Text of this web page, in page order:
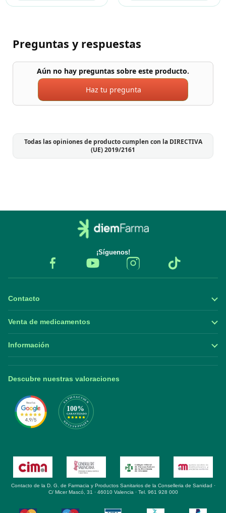
Preguntas y respuestas
Aún no hay preguntas sobre este producto.
Haz tu pregunta
Todas las opiniones de producto cumplen con la DIRECTIVA
(UE) 2019/2161
¡Síguenos!
Contacto
Venta de medicamentos
Información
Descubre nuestras valoraciones
Contacto de la D. G. de Farmacia y Productos Sanitarios de la Conselleria de Sanidad ·
C/ Micer Mascó, 31 · 46010 Valencia · Tel. 961 928 000